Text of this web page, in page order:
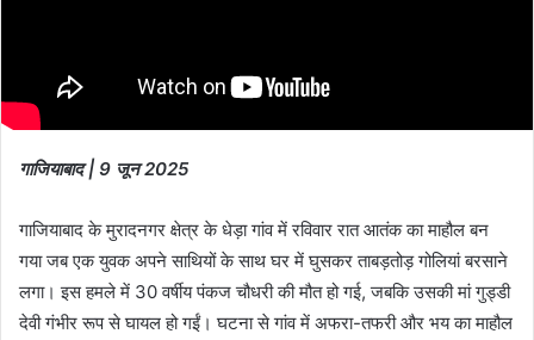
गाजियाबाद | 9 जून 2025
गाजियाबाद के मुरादनगर क्षेत्र के धेड़ा गांव में रविवार रात आतंक का माहौल बन
गया जब एक युवक अपने साथियों के साथ घर में घुसकर ताबड़तोड़ गोलियां बरसाने
लगा। इस हमले में 30 वर्षीय पंकज चौधरी की मौत हो गई, जबकि उसकी मां गुड्डी
देवी गंभीर रूप से घायल हो गईं। घटना से गांव में अफरा-तफरी और भय का माहौल